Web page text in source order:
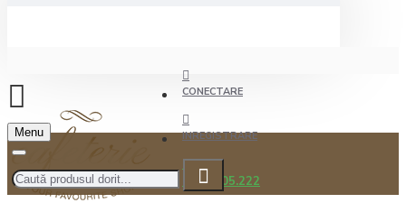
CONECTARE
INREGISTRARE
0722.505.222
Menu